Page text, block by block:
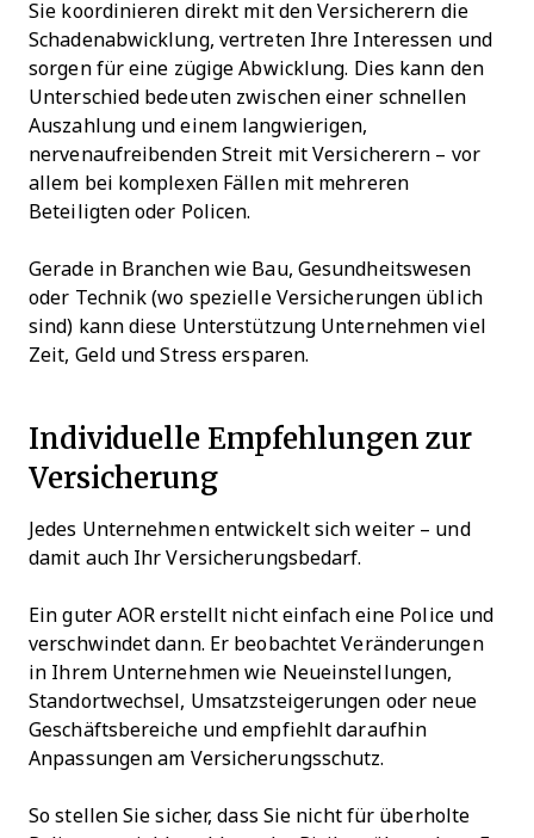
Sie koordinieren direkt mit den Versicherern die
Schadenabwicklung, vertreten Ihre Interessen und
sorgen für eine zügige Abwicklung. Dies kann den
Unterschied bedeuten zwischen einer schnellen
Auszahlung und einem langwierigen,
nervenaufreibenden Streit mit Versicherern – vor
allem bei komplexen Fällen mit mehreren
Beteiligten oder Policen.
Gerade in Branchen wie Bau, Gesundheitswesen
oder Technik (wo spezielle Versicherungen üblich
sind) kann diese Unterstützung Unternehmen viel
Zeit, Geld und Stress ersparen.
Individuelle Empfehlungen zur
Versicherung
Jedes Unternehmen entwickelt sich weiter – und
damit auch Ihr Versicherungsbedarf.
Ein guter AOR erstellt nicht einfach eine Police und
verschwindet dann. Er beobachtet Veränderungen
in Ihrem Unternehmen wie Neueinstellungen,
Standortwechsel, Umsatzsteigerungen oder neue
Geschäftsbereiche und empfiehlt daraufhin
Anpassungen am Versicherungsschutz.
So stellen Sie sicher, dass Sie nicht für überholte